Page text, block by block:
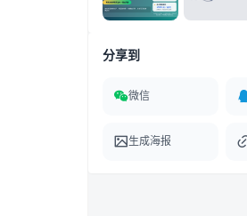
分享到
微信
生成海报